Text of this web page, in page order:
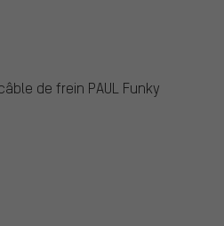
de frein PAUL Funky